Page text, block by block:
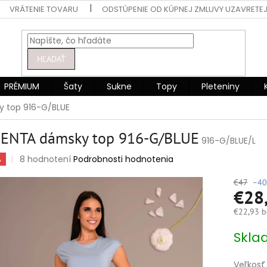
VRÁTENIE TOVARU ODSTÚPENIE OD KÚPNEJ ZMLUVY UZAVRETEJ
HĽADAŤ
PRÉMIUM Šaty Sukne Topy Pleteniny
top 916-G/BLUE
dámsky top 916-G/BLUE 916-G/BLUE/L
Priemerné
produktu
8 hodnotení Podrobnosti hodnotenia
€47
€22,93
cena: